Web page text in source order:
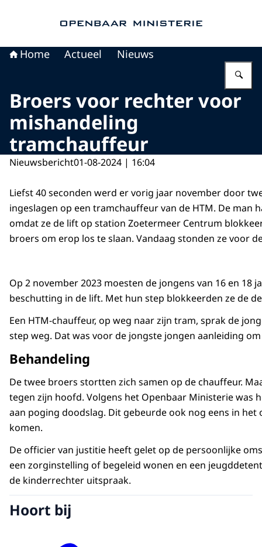
Home Actueel Nieuws
Broers voor rechter voor
mishandeling
tramchauffeur
Nieuwsbericht01-08-2024 | 16:04
Liefst 40 seconden werd er vorig jaar november door
ingeslagen op een tramchauffeur van de HTM. De man
omdat ze de lift op station Zoetermeer Centrum
broers om erop los te slaan. Vandaag stonden ze voor
Op 2 november 2023 moesten de jongens van 16 en
beschutting in de lift. Met hun step blokkeerden ze de
Een HTM-chauffeur, op weg naar zijn tram, sprak de
step weg. Dat was voor de jongste jongen aanleiding
Behandeling
De twee broers stortten zich samen op de chauffeur.
tegen zijn hoofd. Volgens het Openbaar Ministerie was
aan poging doodslag. Dit gebeurde ook nog eens in
komen.
De officier van justitie heeft gelet op de persoonlijke
een zorginstelling of begeleid wonen en een
de kinderrechter uitspraak.
Hoort bij